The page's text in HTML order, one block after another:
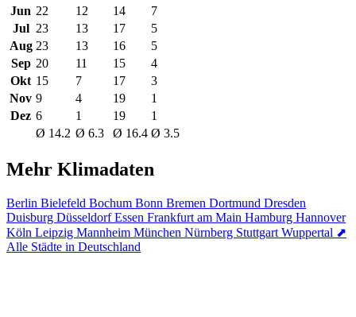
Jun 22 12 14
7
Jul 23 13 17
5
Aug 23 13 16
5
Sep 20 11 15
4
Okt 15 7 17
3
Nov 9 4 19
1
Dez 6 1 19
1
Ø 14.2 Ø 6.3 Ø 16.4 Ø 3.5
Mehr Klimadaten
Berlin Bielefeld Bochum Bonn Bremen Dortmund Dresden
Duisburg DüsseldorfEssen Frankfurt am Main Hamburg Hannover
Köln Leipzig Mannheim München Nürnberg Stuttgart Wuppertal ⬈
Alle Städte in Deutschland